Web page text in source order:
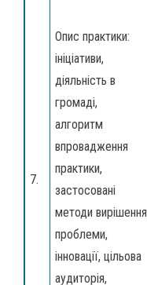
7.
Опис практики:
ініціативи,
діяльність в
громаді,
алгоритм
впровадження
практики,
застосовані
методи вирішення
проблеми,
інновації, цільова
аудиторія,